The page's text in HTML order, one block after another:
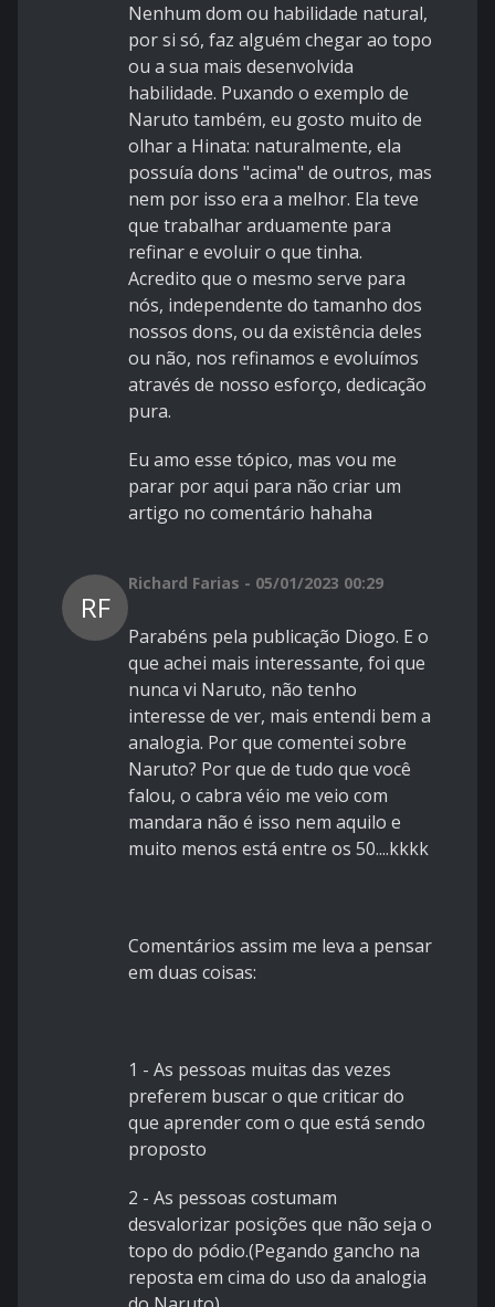
Nenhum dom ou habilidade natural,
por si só, faz alguém chegar ao topo
ou a sua mais desenvolvida
habilidade. Puxando o exemplo de
Naruto também, eu gosto muito de
olhar a Hinata: naturalmente, ela
possuía dons "acima" de outros, mas
nem por isso era a melhor. Ela teve
que trabalhar arduamente para
refinar e evoluir o que tinha.
Acredito que o mesmo serve para
nós, independente do tamanho dos
nossos dons, ou da existência deles
ou não, nos refinamos e evoluímos
através de nosso esforço, dedicação
pura.
Eu amo esse tópico, mas vou me
parar por aqui para não criar um
artigo no comentário hahaha
RF
Richard Farias - 05/01/2023 00:29
Parabéns pela publicação Diogo. E o
que achei mais interessante, foi que
nunca vi Naruto, não tenho
interesse de ver, mais entendi bem a
analogia. Por que comentei sobre
Naruto? Por que de tudo que você
falou, o cabra véio me veio com
mandara não é isso nem aquilo e
muito menos está entre os 50....kkkk
Comentários assim me leva a pensar
em duas coisas:
1 - As pessoas muitas das vezes
preferem buscar o que criticar do
que aprender com o que está sendo
proposto
2 - As pessoas costumam
desvalorizar posições que não seja o
topo do pódio.(Pegando gancho na
reposta em cima do uso da analogia